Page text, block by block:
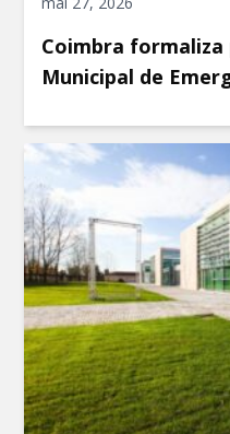
Coimbra
Municipal de